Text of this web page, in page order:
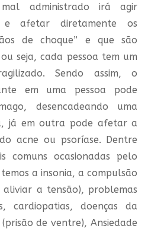
administrado irá agir
e afetar diretamente os
de choque” e que são
seja, cada pessoa tem um
Sendo assim, o
em uma pessoa pode
desencadeando uma
já em outra pode afetar a
acne ou psoríase. Dentre
comuns ocasionadas pelo
a insonia, a compulsão
a tensão), problemas
cardiopatias, doenças da
de ventre), Ansiedade